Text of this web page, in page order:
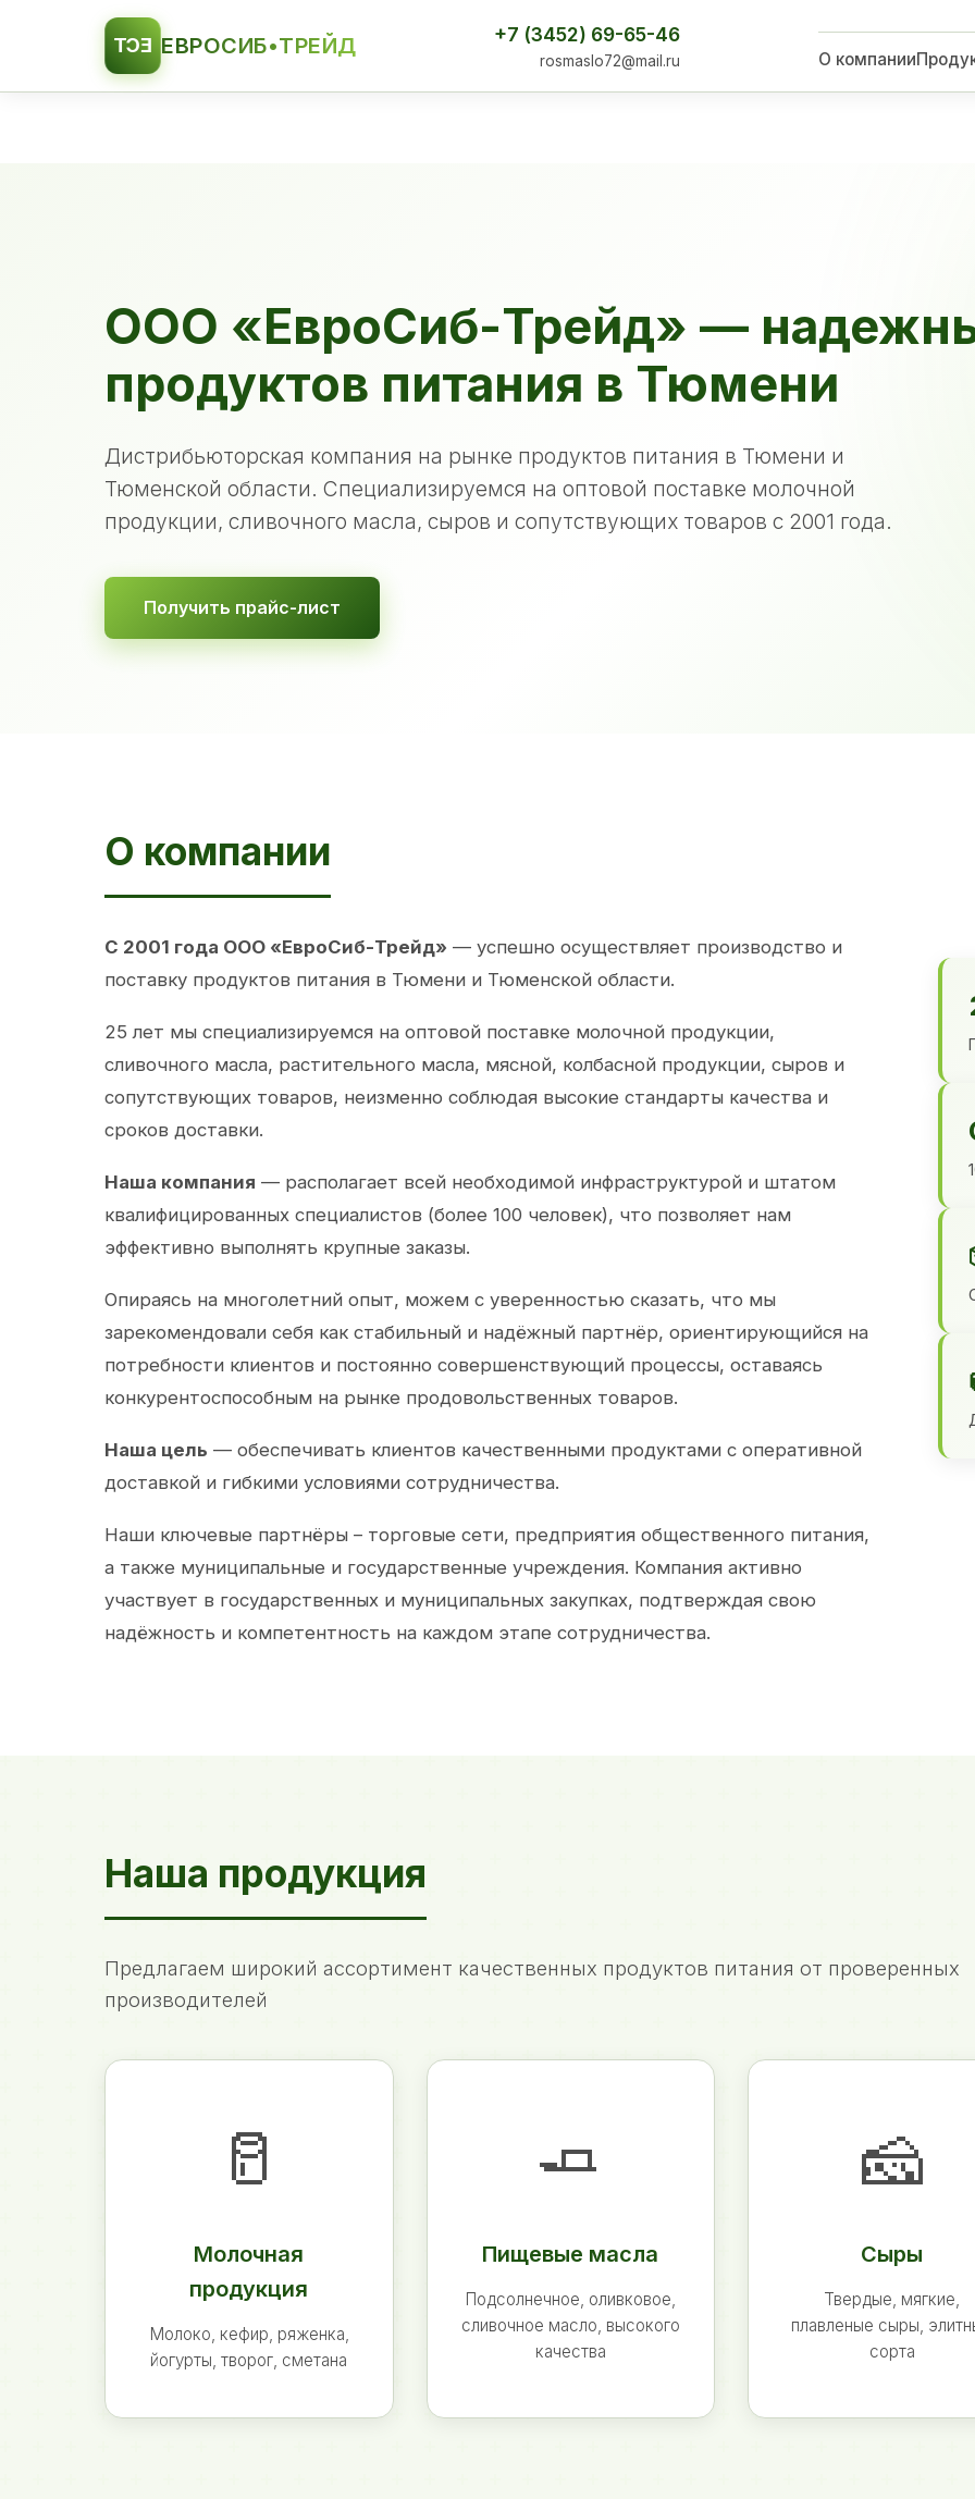
ЕСТ ЕВРОСИБ•ТРЕЙД +7 (3452) 69-65-46
rosmaslo72@mail.ru О компании
ООО «ЕвроСиб-Трейд» —
продуктов питания в Тюмени
Дистрибьюторская компания на рынке продуктов питания в Тюмени и
Тюменской области. Специализируемся на оптовой поставке молочной
продукции, сливочного масла, сыров и сопутствующих товаров с 2001 года.
Получить прайс-лист
О компании
С 2001 года ООО «ЕвроСиб-Трейд» — успешно осуществляет производство и
поставку продуктов питания в Тюмени и Тюменской области.
25 лет мы специализируемся на оптовой поставке молочной продукции,
сливочного масла, растительного масла, мясной, колбасной продукции, сыров и
сопутствующих товаров, неизменно соблюдая высокие стандарты качества и
сроков доставки.
Наша компания — располагает всей необходимой инфраструктурой и штатом
квалифицированных специалистов (более 100 человек), что позволяет нам
эффективно выполнять крупные заказы.
Опираясь на многолетний опыт, можем с уверенностью сказать, что мы
зарекомендовали себя как стабильный и надёжный партнёр, ориентирующийся на
потребности клиентов и постоянно совершенствующий процессы, оставаясь
конкурентоспособным на рынке продовольственных товаров.
Наша цель — обеспечивать клиентов качественными продуктами с оперативной
доставкой и гибкими условиями сотрудничества.
Наши ключевые партнёры – торговые сети, предприятия общественного питания,
а также муниципальные и государственные учреждения. Компания активно
участвует в государственных и муниципальных закупках, подтверждая свою
надёжность и компетентность на каждом этапе сотрудничества.
Наша продукция
Предлагаем широкий ассортимент качественных продуктов питания от проверенных
производителей
🥛
Молочная
продукция
Молоко, кефир, ряженка,
йогурты, творог, сметана
🧈
Пищевые масла
Подсолнечное, оливковое,
сливочное масло, высокого
качества
🧀
Сыры
Твердые, мягкие,
плавленые сыры,
сорта